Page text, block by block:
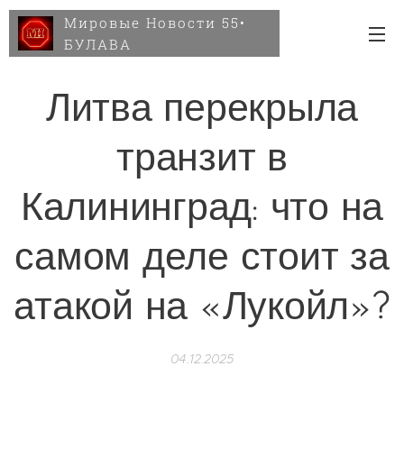
Мировые Новости 55•
БУЛАВА
Литва перекрыла
транзит в
Калининград: что на
самом деле стоит за
атакой на «Лукойл»?
04.12.2025